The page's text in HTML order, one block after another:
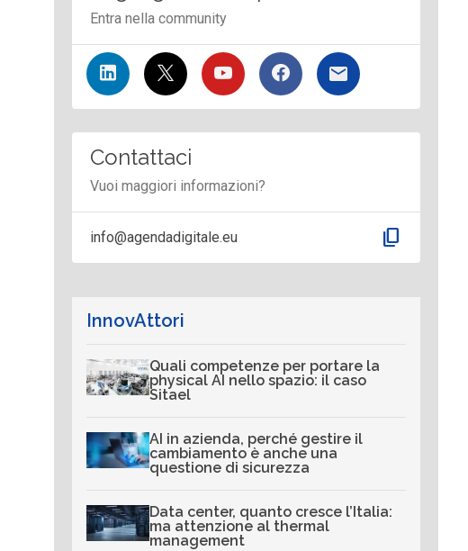
Entra nella community
Contattaci
Vuoi maggiori informazioni?
info@agendadigitale.eu content_copy
InnovAttori
Quali competenze per portare la
physical AI nello spazio: il caso
Sitael
AI in azienda, perché gestire il
cambiamento è anche una
questione di sicurezza
Data center, quanto cresce l’Italia:
ma attenzione al thermal
management